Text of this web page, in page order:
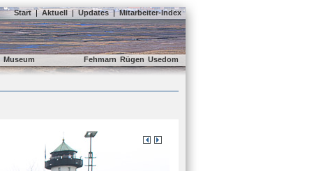
Start | Aktuell | Updates | Mitarbeiter-Index
Museum Fehmarn Rügen Usedom